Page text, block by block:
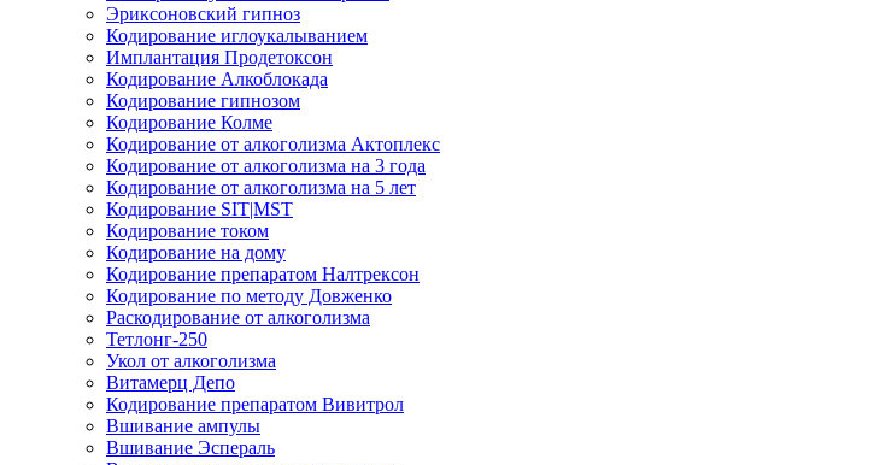
Эриксоновский гипноз
Кодирование иглоукалыванием
Имплантация Продетоксон
Кодирование Алкоблокада
Кодирование гипнозом
Кодирование Колме
Кодирование от алкоголизма Актоплекс
Кодирование от алкоголизма на 3 года
Кодирование от алкоголизма на 5 лет
Кодирование SIT|MST
Кодирование током
Кодирование на дому
Кодирование препаратом Налтрексон
Кодирование по методу Довженко
Раскодирование от алкоголизма
Тетлонг-250
Укол от алкоголизма
Витамерц Депо
Кодирование препаратом Вивитрол
Вшивание ампулы
Вшивание Эспераль